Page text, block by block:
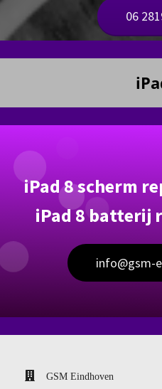
06
iPad 8 scherm
iPad 8
info@gsm-
GSM Eindhoven